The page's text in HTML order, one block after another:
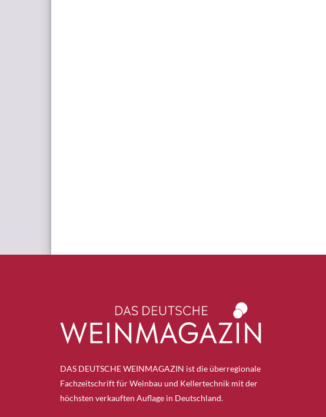
DAS DEUTSCHE WEINMAGAZIN ist die überregionale
Fachzeitschrift für Weinbau und Kellertechnik mit der
höchsten verkauften Auflage in Deutschland.